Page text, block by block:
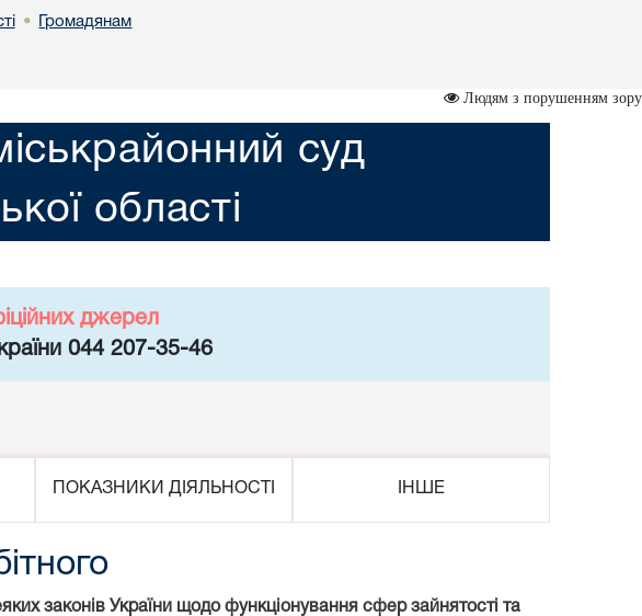
• Громадянам
Людям з порушенням зору
суд
області
джерел
044 207-35-46
ПОКАЗНИКИ ДІЯЛЬНОСТІ ІНШЕ
законів України щодо функціонування сфер зайнятості та